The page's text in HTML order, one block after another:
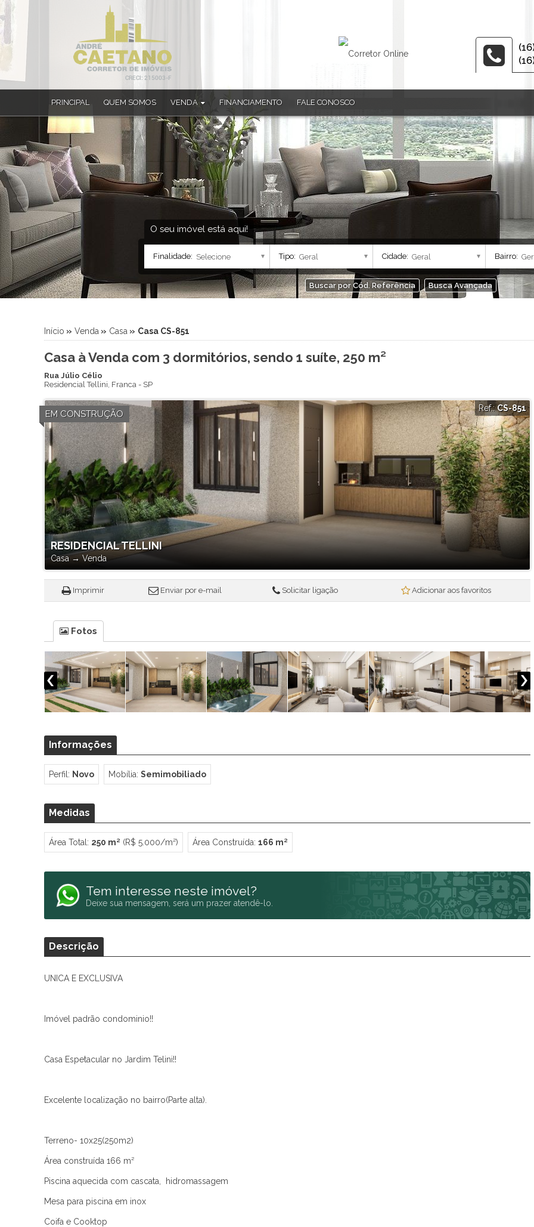
PRINCIPAL QUEM SOMOS VENDA
Apartamento (33)
Apartamento Alto Padrão (1)
Apartamento Duplex (4)
Casa (182)
Casa Alto Padrão (22)
Casa em Condomínio (4)
Sobrado (10)
Sobrado em Condomínio (1)
FINANCIAMENTO FALE CONOSCO
O seu imóvel está aqui!
Finalidade: Tipo: Cidade: Bairro:
Buscar por Cód. Referência Busca Avançada
Início » Venda » Casa » Casa CS-851
Casa à Venda com 3 dormitórios, sendo 1 suíte, 250 m²
Rua Júlio Célio
Residencial Tellini, Franca- SP
EM CONSTRUÇÃO
RESIDENCIAL TELLINI
Casa → Venda
Ref.:CS-851
Imprimir Enviar por e-mail Solicitar ligação Adicionar aos favoritos
Fotos
Informações
Perfil: Novo Mobília: Semimobiliado
Medidas
Área Total: 250 m² (R$ 5.000/m²) Área Construída: 166 m²
Tem interesse neste imóvel?
Deixe sua mensagem, será um prazer atendê-lo.
Descrição
UNICA E EXCLUSIVA
Imóvel padrão condominio!!
Casa Espetacular no Jardim Telini!!
Excelente localização no bairro(Parte alta).
Terreno- 10x25(250m2)
Área construída 166 m²
Piscina aquecida com cascata, hidromassagem
Mesa para piscina em inox
Coifa e Cooktop